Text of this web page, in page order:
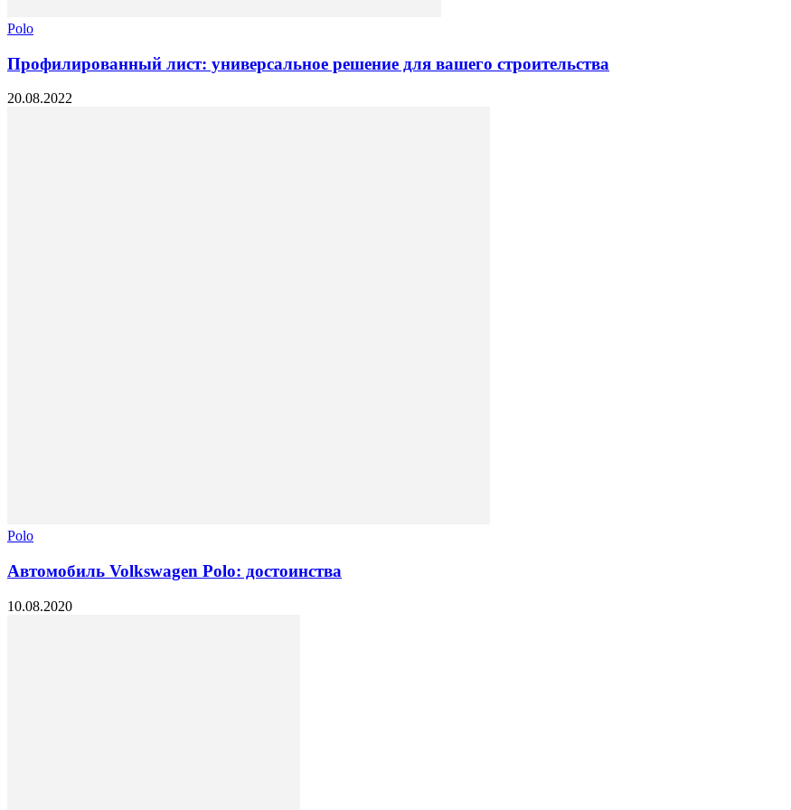
Polo
Профилированный лист: универсальное решение для вашего строительства
20.08.2022
Polo
Автомобиль Volkswagen Polo: достоинства
10.08.2020